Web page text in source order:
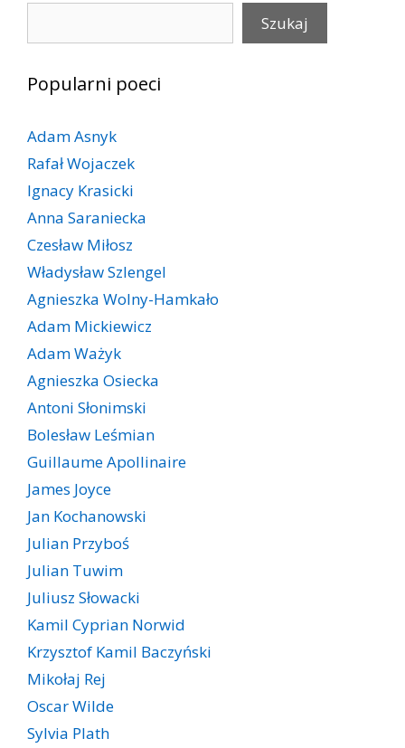
Szukaj
Popularni poeci
Adam Asnyk
Rafał Wojaczek
Ignacy Krasicki
Anna Saraniecka
Czesław Miłosz
Władysław Szlengel
Agnieszka Wolny-Hamkało
Adam Mickiewicz
Adam Ważyk
Agnieszka Osiecka
Antoni Słonimski
Bolesław Leśmian
Guillaume Apollinaire
James Joyce
Jan Kochanowski
Julian Przyboś
Julian Tuwim
Juliusz Słowacki
Kamil Cyprian Norwid
Krzysztof Kamil Baczyński
Mikołaj Rej
Oscar Wilde
Sylvia Plath